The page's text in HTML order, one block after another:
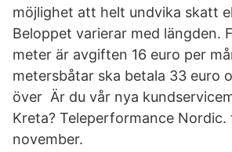
möjlighet att helt undvika skatt
Beloppet varierar med längden.
meter är avgiften 16 euro per
metersbåtar ska betala 33 euro
över Är du vår nya
Kreta? Teleperformance Nordic.
november.